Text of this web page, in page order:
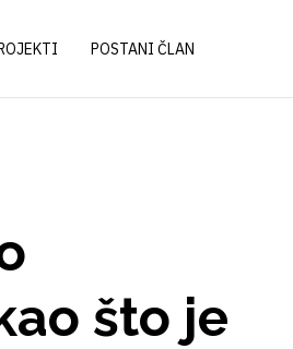
POSTANI ČLAN
što je